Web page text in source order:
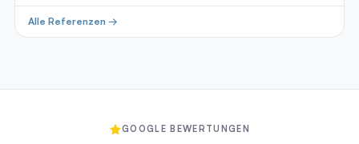
Alle Referenzen →
GOOGLE BEWERTUNGEN